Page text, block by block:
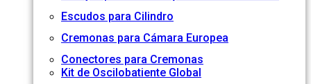
Escudos para Cilindro
Cremonas para Cámara Europea
Conectores para Cremonas
Kit de Oscilobatiente Global